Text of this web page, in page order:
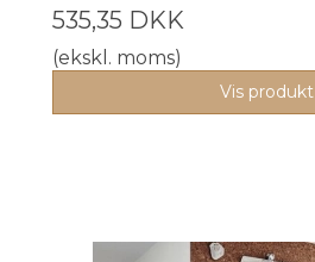
535,35 DKK
(ekskl. moms)
Vis produkt